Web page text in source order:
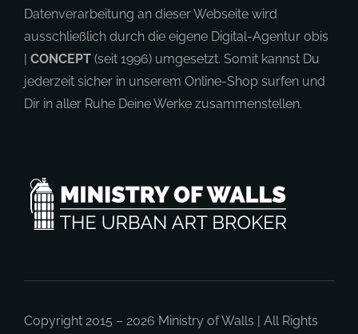
Datenverarbeitung an dieser Webseite wird
ausschließlich durch die eigene Digital-Agentur obis
| CONCEPT(seit 1996) umgesetzt. Somit kannst Du
jederzeit sicher in unserem Online-Shop surfen und
Dir in aller Ruhe Deine Werke zusammenstellen.
Copyright 2015 – 2026 Ministry of Walls | All Rights